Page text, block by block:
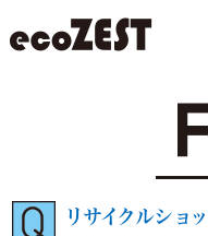
リサイクルショ